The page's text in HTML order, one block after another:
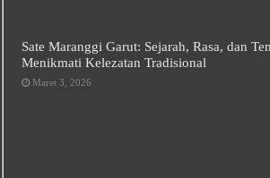
Sate Maranggi Garut: Sejarah, Rasa, dan
Menikmati Kelezatan Tradisional
Maret 3, 2026